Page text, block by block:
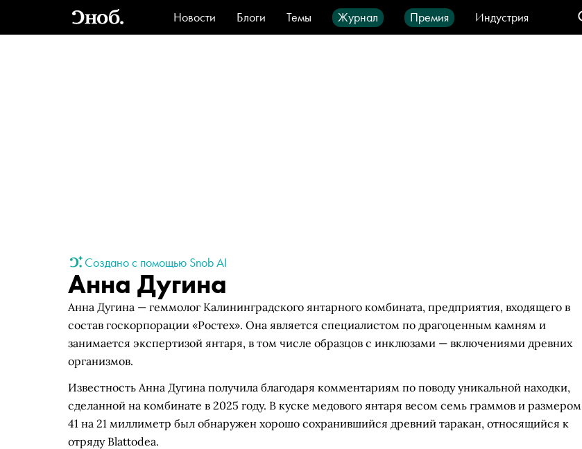
Новости Блоги Темы Журнал Премия
Индустрия
Стиль
Видео Город IT-продукты
Создано с помощью Snob AI
Анна Дугина
Анна Дугина — геммолог Калининградского янтарного комбината, предприятия, входящего в
состав госкорпорации «Ростех». Она является специалистом по драгоценным камням и
занимается экспертизой янтаря, в том числе образцов с инклюзами — включениями древних
организмов.
Известность Анна Дугина получила благодаря комментариям по поводу уникальной находки,
сделанной на комбинате в 2025 году. В куске медового янтаря весом семь граммов и размером
41 на 21 миллиметр был обнаружен хорошо сохранившийся древний таракан, относящийся к
отряду Blattodea.